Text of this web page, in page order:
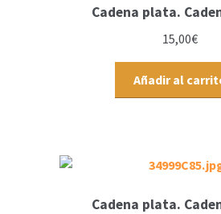
Cadena plata.
15,00€
Añadir al
Cadena plata.